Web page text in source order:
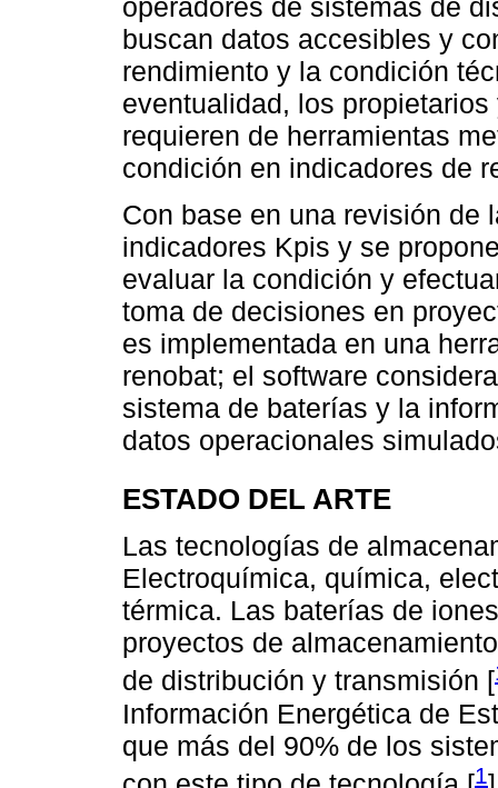
operadores de sistemas de
buscan datos accesibles y
rendimiento y la condición
eventualidad, los
requieren de herramientas
condición en indicadores de
Con base en una revisión de
indicadores Kpis y se
evaluar la condición y
toma de decisiones en
es implementada en una
renobat; el software
sistema de baterías y la
datos operacionales
ESTADO DEL ARTE
Las tecnologías de
Electroquímica, química,
térmica. Las baterías de
proyectos de
de distribución y transmisión [
Información Energética de
que más del 90% de los
1